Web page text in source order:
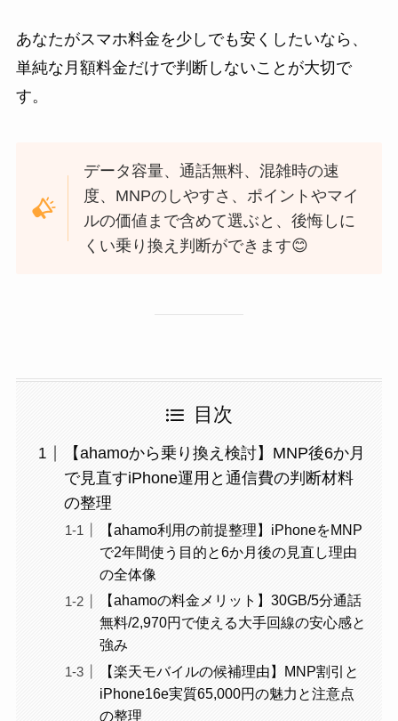
あなたがスマホ料金を少しでも安くしたいなら、
単純な月額料金だけで判断しないことが大切で
す。
データ容量、通話無料、混雑時の速
度、MNPのしやすさ、ポイントやマイ
ルの価値まで含めて選ぶと、後悔しに
くい乗り換え判断ができます😊
目次
【ahamoから乗り換え検討】MNP後6か月
で見直すiPhone運用と通信費の判断材料
の整理
【ahamo利用の前提整理】iPhoneをMNP
で2年間使う目的と6か月後の見直し理由
の全体像
【ahamoの料金メリット】30GB/5分通話
無料/2,970円で使える大手回線の安心感と
強み
【楽天モバイルの候補理由】MNP割引と
iPhone16e実質65,000円の魅力と注意点
の整理